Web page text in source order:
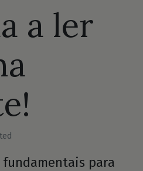
a ler
fundamentais para